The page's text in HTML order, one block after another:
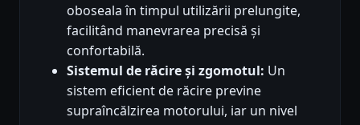
oboseala în timpul utilizării prelungite,
facilitând manevrarea precisă și
confortabilă.
Sistemul de răcire și zgomotul: Un
sistem eficient de răcire previne
supraîncălzirea motorului, iar un nivel